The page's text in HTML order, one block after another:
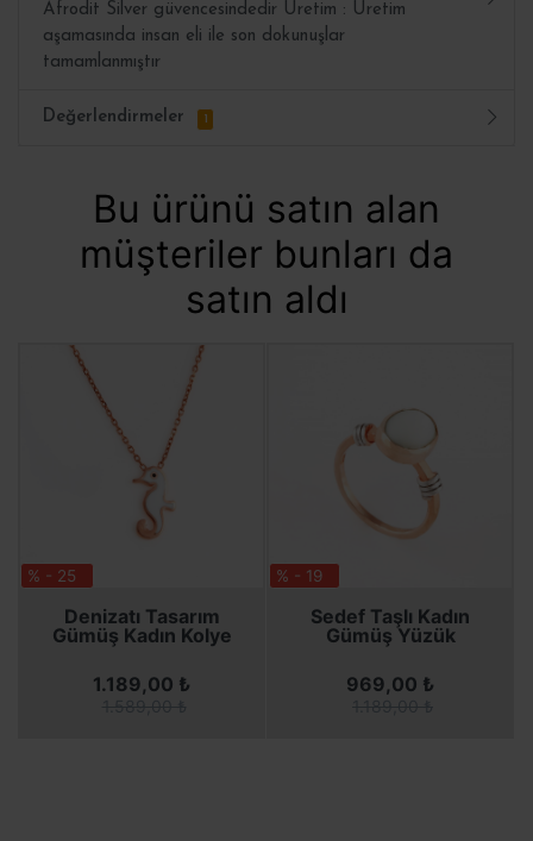
Afrodit Silver güvencesindedir Üretim : Üretim
aşamasında insan eli ile son dokunuşlar
tamamlanmıştır
Değerlendirmeler 1
Bu ürünü satın alan
müşteriler bunları da
satın aldı
% - 25
Denizatı Tasarım
Gümüş Kadın Kolye
1.189,00 ₺
% - 19
Sedef Taşlı Kadın
Gümüş Yüzük
969,00 ₺